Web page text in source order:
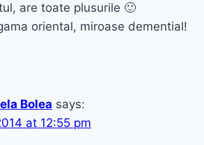
are toate plusurile 🙂
oriental, miroase demential!
Bolea says:
at 12:55 pm